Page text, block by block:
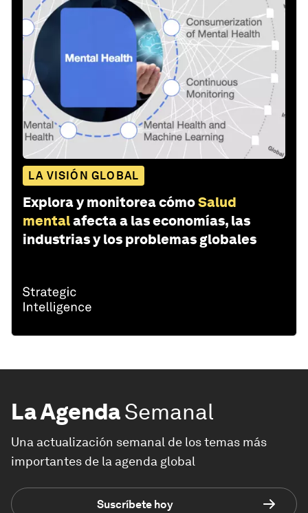
LA VISIÓN GLOBAL
Explora y monitorea cómoSalud
mentalafecta a las economías, las
industrias y los problemas globales
La AgendaSemanal
Una actualización semanal de los temas más
importantes de la agenda global
Suscríbete hoy